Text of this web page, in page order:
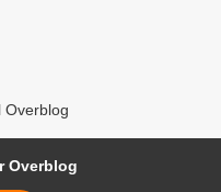
Overblog
Overblog